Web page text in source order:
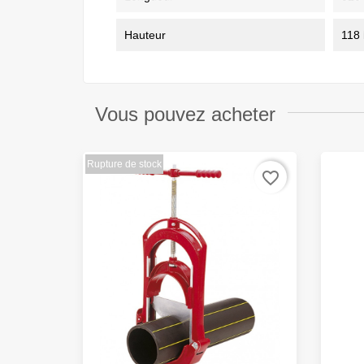
Hauteur 118
Vous pouvez acheter
Rupture de stock
favorite_border